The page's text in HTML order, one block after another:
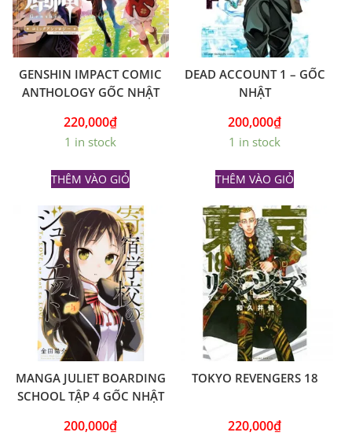
GENSHIN IMPACT COMIC
ANTHOLOGY GỐC NHẬT
220,000₫
1 in stock
THÊM VÀO GIỎ
DEAD ACCOUNT 1 – GỐC
NHẬT
200,000₫
1 in stock
THÊM VÀO GIỎ
MANGA JULIET BOARDING
SCHOOL TẬP 4 GỐC NHẬT
200,000₫
TOKYO REVENGERS 18
220,000₫